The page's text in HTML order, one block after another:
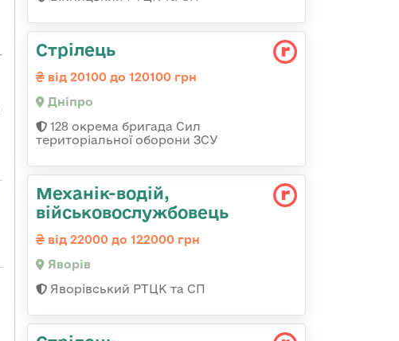
Стрілець
від 20100 до 120100 грн
Дніпро
128 окрема бригада Сил
територіальної оборони ЗСУ
Механік-водій,
військовослужбовець
від 22000 до 122000 грн
Яворів
Яворівський РТЦК та СП